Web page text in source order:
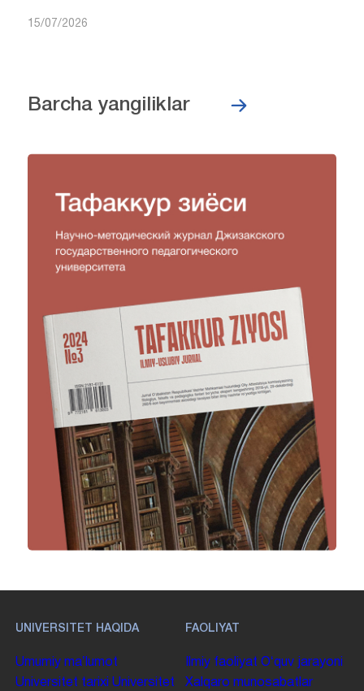
15/07/2026
Barcha yangiliklar
UNIVERSITET HAQIDA
Umumiy maʼlumot
Universitet tarixi Universitet
FAOLIYAT
Ilmiy faoliyat Oʻquv jarayoni
Xalqaro munosabatlar